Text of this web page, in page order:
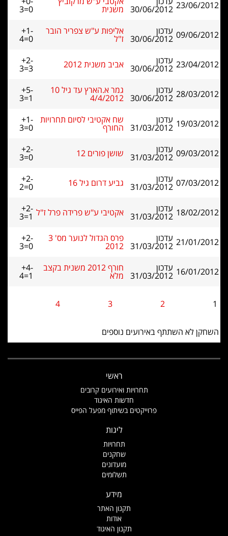
23/06/2012
30/06/2012 משנית 3=0
09/06/2012 עדכון
30/06/2012
אליפות ע"ש צפריר הובר
ז"ל
+1-
4=0
23/04/2012 עדכון
30/06/2012 אביב משנית 2012 +2-
3=3
28/03/2012 עדכון
30/06/2012
גמר א.הארץ עד גיל 10
4/4/2012
+5-
3=1
19/03/2012 עדכון
31/03/2012
שח אקטיבי לסיום תחרויות
החורף
+1-
3=0
09/03/2012 עדכון
31/03/2012 שושן פורים 12 +2-
3=0
07/03/2012 עדכון
31/03/2012 גביע דרום גיל 16 +2-
2=0
18/02/2012 עדכון
31/03/2012 אקטיבי ע"ש פרידה פרל ז"ל +2-
3=1
21/01/2012 עדכון
31/03/2012
פרס הגדול לנוער מס' 3
2012
+2-
3=0
16/01/2012 עדכון
31/03/2012
חורף 2012 משנית בקצב
מלא
+4-
4=1
1
2
3
4
השחקן לא השתתף באירועים נוספים
ראשי
תחרויות ואירועים קרובים
חדשות האיגוד
פרוייקטים בשיתוף מפעל הפייס
ליגות
תחרויות
שחקנים
מועדונים
תשלומים
מידע
תקנון האתר
אודות
תקנון האיגוד